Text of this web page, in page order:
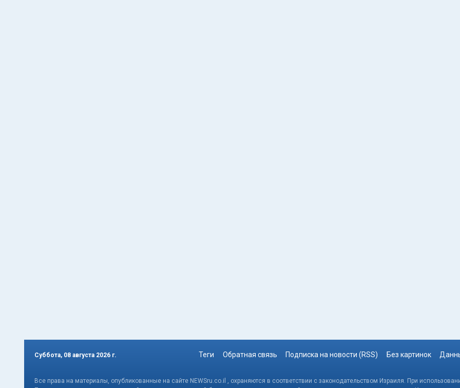
Суббота, 08 августа 2026 г. Теги Обратная связь Подписка на новости (RSS) Без картинок
Все права на материалы, опубликованные на сайте NEWSru.co.il , охраняются в соответствии с законодательством Израиля. При